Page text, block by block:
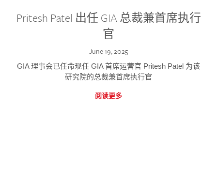
Pritesh Patel 出任 GIA 总裁兼首席执行
官
June 19, 2025
GIA 理事会已任命现任 GIA 首席运营官 Pritesh Patel 为该
研究院的总裁兼首席执行官
阅读更多